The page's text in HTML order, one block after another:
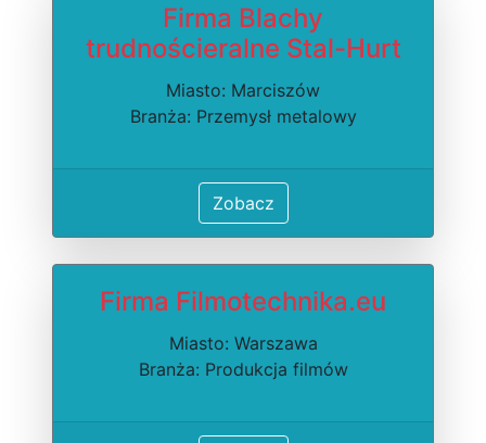
Firma Blachy
trudnościeralne Stal-Hurt
Miasto: Marciszów
Branża: Przemysł metalowy
Zobacz
Firma Filmotechnika.eu
Miasto: Warszawa
Branża: Produkcja filmów